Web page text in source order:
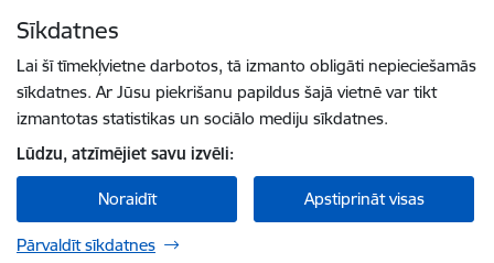
Sīkdatnes
Lai šī tīmekļvietne darbotos, tā izmanto obligāti nepieciešamās
sīkdatnes. Ar Jūsu piekrišanu papildus šajā vietnē var tikt
izmantotas statistikas un sociālo mediju sīkdatnes.
Lūdzu, atzīmējiet savu izvēli:
Noraidīt Apstiprināt visas
Pārvaldīt sīkdatnes